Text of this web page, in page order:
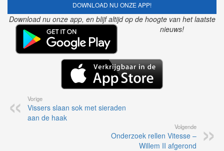
DOWNLOAD NU ONZE APP!
Download nu onze app, en blijf altijd op de hoogte van het laatste
nieuws!
Vorige
Vissers slaan sok met sieraden
aan de haak
Volgende
Onderzoek rellen Vitesse –
Willem II afgerond